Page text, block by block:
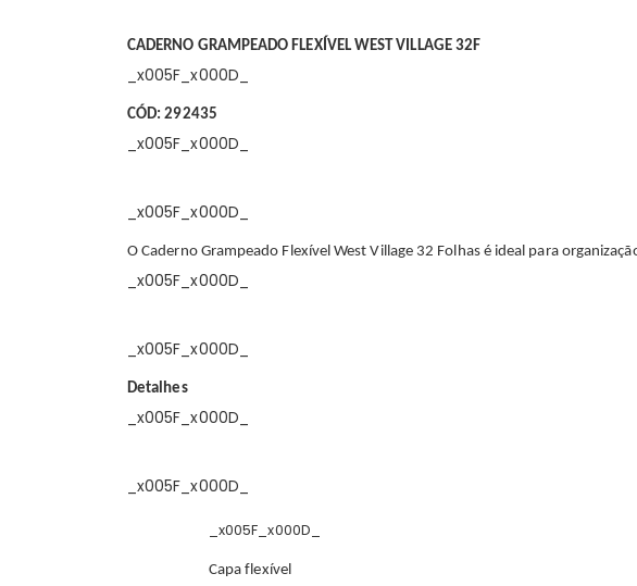
de
imagens
CADERNO GRAMPEADO FLEXÍVEL WEST VILLAGE 32F
_x005F_x000D_
CÓD: 292435
_x005F_x000D_
_x005F_x000D_
O Caderno Grampeado Flexível West Village 32 Folhas é ideal para
_x005F_x000D_
_x005F_x000D_
Detalhes
_x005F_x000D_
_x005F_x000D_
_x005F_x000D_
Capa flexível